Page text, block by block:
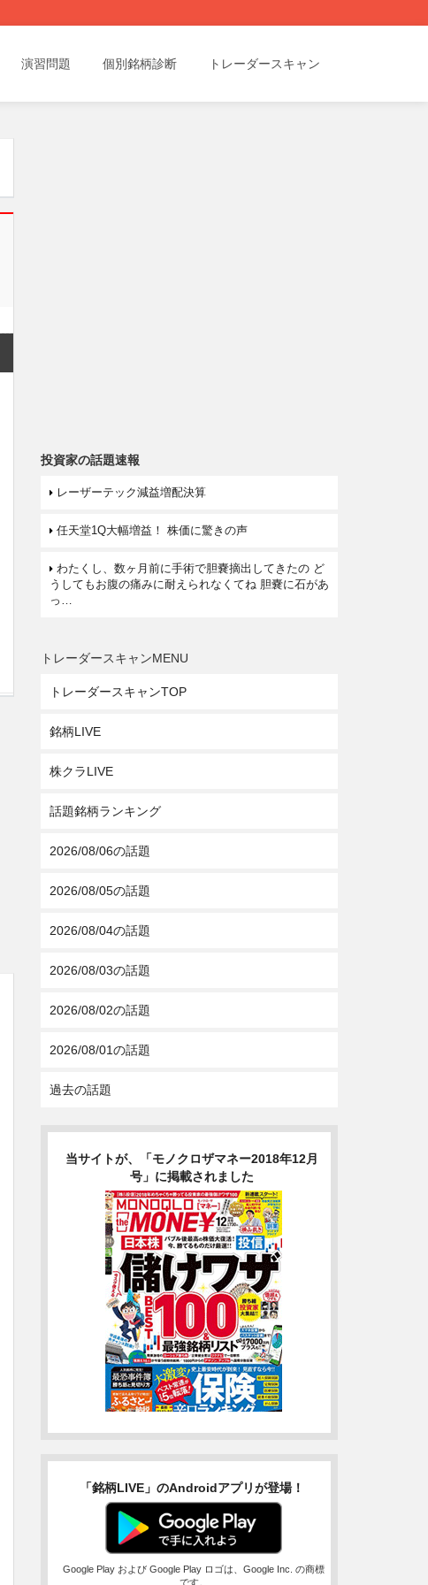
演習問題 個別銘柄診断 トレーダースキャン
投資家の話題速報
レーザーテック減益増配決算
任天堂1Q大幅増益！ 株価に驚きの声
わたくし、数ヶ月前に手術で胆嚢摘出してきたの ど
うしてもお腹の痛みに耐えられなくてね 胆嚢に石があ
っ…
トレーダースキャンMENU
トレーダースキャンTOP
銘柄LIVE
株クラLIVE
話題銘柄ランキング
2026/08/06の話題
2026/08/05の話題
2026/08/04の話題
2026/08/03の話題
2026/08/02の話題
2026/08/01の話題
過去の話題
当サイトが、「モノクロザマネー2018年12月
号」に掲載されました
「銘柄LIVE」のAndroidアプリが登場！
Google Play および Google Play ロゴは、Google Inc. の商標
です。